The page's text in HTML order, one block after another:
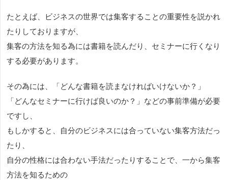
たとえば、ビジネスの世界では集客することの重要性を説かれ
たりしておりますが、
集客の方法を知る為には書籍を読んだり、セミナーに行くなり
する必要があります。
その為には、「どんな書籍を読まなければいけないか？」
「どんなセミナーに行けば良いのか？」などの事前準備が必要
ですし、
もしかすると、自分のビジネスには合っていない集客方法だっ
たり、
自分の性格には合わない手法だったりすることで、一から集客
方法を知るための